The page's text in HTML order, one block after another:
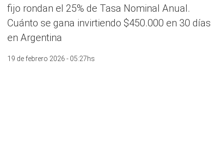
fijo rondan el 25% de Tasa Nominal Anual.
Cuánto se gana invirtiendo $450.000 en 30 días
en Argentina
19 de febrero 2026 - 05:27hs